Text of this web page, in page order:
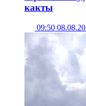
какты
09:50